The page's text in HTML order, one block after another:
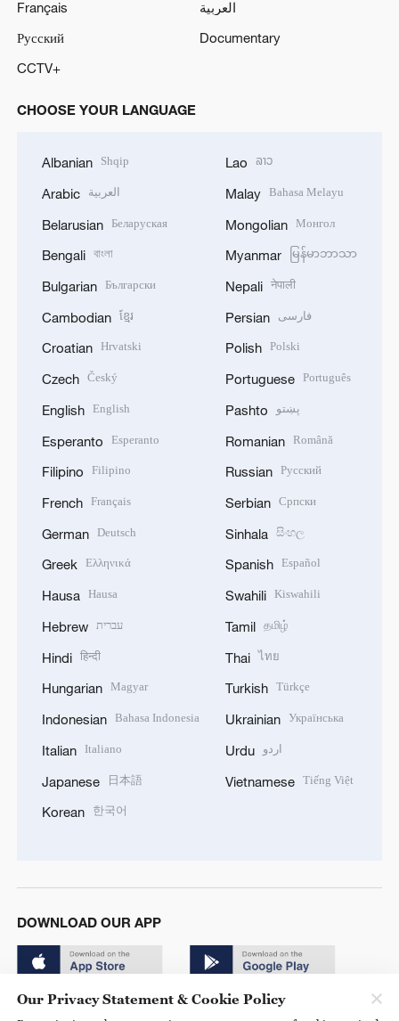
Français
العربية
Русский
Documentary
CCTV+
CHOOSE YOUR LANGUAGE
Albanian Shqip
Arabic العربية
Belarusian Беларуская
Bengali বাংলা
Bulgarian Български
Cambodian ខ្មែរ
Croatian Hrvatski
Czech Český
English English
Esperanto Esperanto
Filipino Filipino
French Français
German Deutsch
Greek Ελληνικά
Hausa Hausa
Hebrew עברית
Hindi हिन्दी
Hungarian Magyar
Indonesian Bahasa Indonesia
Italian Italiano
Japanese 日本語
Korean 한국어
Lao ລາວ
Malay Bahasa Melayu
Mongolian Монгол
Myanmar မြန်မာဘာသာ
Nepali नेपाली
Persian فارسی
Polish Polski
Portuguese Português
Pashto پښتو
Romanian Română
Russian Русский
Serbian Српски
Sinhala සිංහල
Spanish Español
Swahili Kiswahili
Tamil தமிழ்
Thai ไทย
Turkish Türkçe
Ukrainian Українська
Urdu اردو
Vietnamese Tiếng Việt
DOWNLOAD OUR APP
Our Privacy Statement & Cookie Policy